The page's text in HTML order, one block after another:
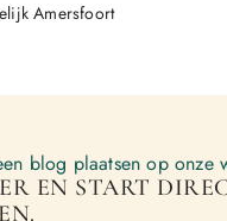
Amersfoort
blog plaatsen op onze
EN START